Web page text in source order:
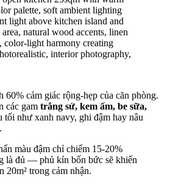
60% cảm giác rộng-hẹp của căn phòng.
các gam trắng sứ, kem ấm, be sữa,
tối như xanh navy, ghi đậm hay nâu
màu đậm chỉ chiếm 15-20%
là đủ — phủ kín bốn bức sẽ khiến
20m² trong cảm nhận.